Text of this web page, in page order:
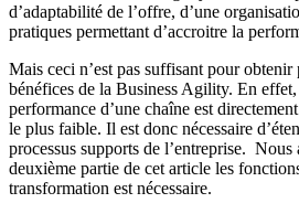
d’adaptabilité de l’offre, d’une
pratiques permettant d’accroitre la
Mais ceci n’est pas suffisant pour obtenir
bénéfices de la Business Agility. En
performance d’une chaîne est
le plus faible. Il est donc nécessaire
processus supports de l’entreprise. Nous
deuxième partie de cet article les
transformation est nécessaire.